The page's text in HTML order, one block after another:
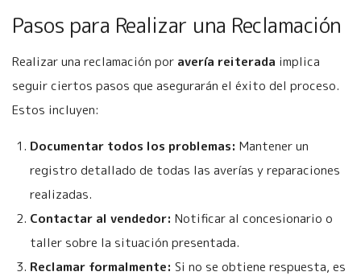
Pasos para Realizar una Reclamación
Realizar una reclamación por avería reiterada implica
seguir ciertos pasos que asegurarán el éxito del proceso.
Estos incluyen:
Documentar todos los problemas: Mantener un
registro detallado de todas las averías y reparaciones
realizadas.
Contactar al vendedor: Notificar al concesionario o
taller sobre la situación presentada.
Reclamar formalmente: Si no se obtiene respuesta, es